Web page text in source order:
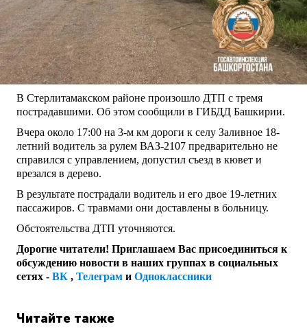
В Стерлитамакском районе произошло ДТП с тремя
пострадавшими. Об этом сообщили в ГИБДД Башкирии.
Вчера около 17:00 на 3-м км дороги к селу Заливное 18-
летний водитель за рулем ВАЗ-2107 предварительно не
справился с управлением, допустил съезд в кювет и
врезался в дерево.
В результате пострадали водитель и его двое 19-летних
пассажиров. С травмами они доставлены в больницу.
Обстоятельства ДТП уточняются.
Дорогие читатели! Приглашаем Вас присоединиться к
обсуждению новости в наших группах в социальных
сетях - ВК , Телеграм и Одноклассники
Читайте также